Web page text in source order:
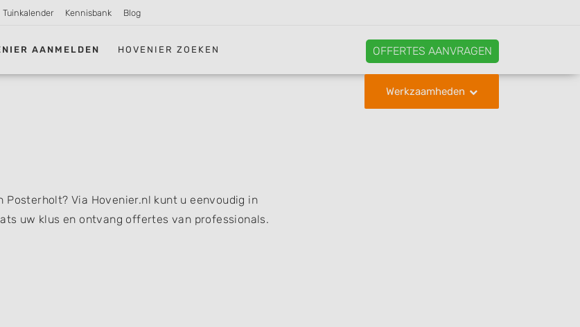
Tuinkalender Kennisbank Blog
AANMELDEN HOVENIER ZOEKEN OFFERTES AANVRAGEN
Werkzaamheden
Posterholt? Via Hovenier.nl kunt u eenvoudig in
uw klus en ontvang offertes van professionals.